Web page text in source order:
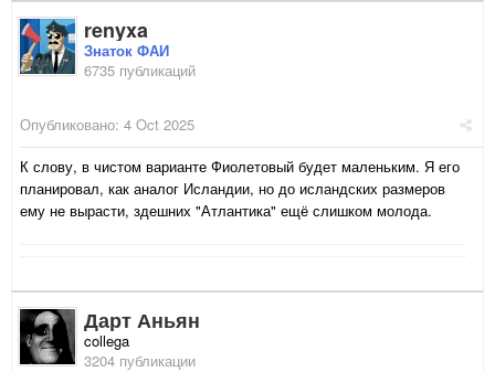
renyxa
Знаток ФАИ
6735 публикаций
Опубликовано: 4 Oct 2025
К слову, в чистом варианте Фиолетовый будет маленьким. Я его
планировал, как аналог Исландии, но до исландских размеров
ему не вырасти, здешних "Атлантика" ещё слишком молода.
Дарт Аньян
collega
3204 публикации